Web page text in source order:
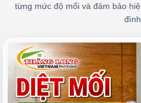
từng mức độ mối và đảm bảo